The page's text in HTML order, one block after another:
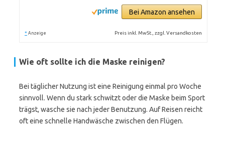
Bei Amazon ansehen
* Anzeige Preis inkl. MwSt., zzgl. Versandkosten
Wie oft sollte ich die Maske reinigen?
Bei täglicher Nutzung ist eine Reinigung einmal pro Woche
sinnvoll. Wenn du stark schwitzt oder die Maske beim Sport
trägst, wasche sie nach jeder Benutzung. Auf Reisen reicht
oft eine schnelle Handwäsche zwischen den Flügen.